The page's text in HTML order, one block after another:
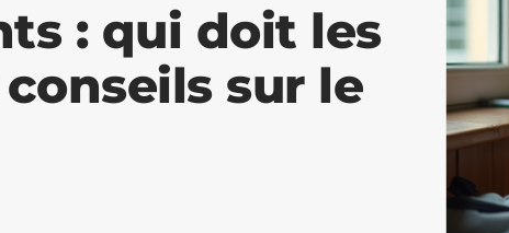
: qui doit les
sur le